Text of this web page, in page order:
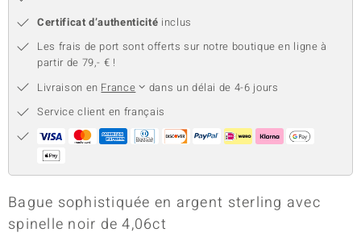
Certificat d’authenticité inclus
Les frais de port sont offerts sur notre boutique en ligne à
partir de 79,- € !
Livraison en France
dans un délai de 4-6 jours
Service client en français
Bague sophistiquée en argent sterling avec
spinelle noir de 4,06ct